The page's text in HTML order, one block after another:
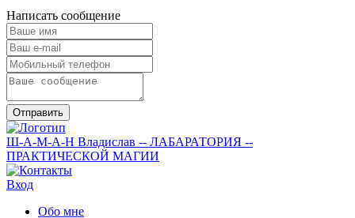
Написать сообщение
Отправить
Ш-А-М-А-Н Владислав -- ЛАБАРАТОРИЯ --
ПРАКТИЧЕСКОЙ МАГИИ
Вход
Обо мне